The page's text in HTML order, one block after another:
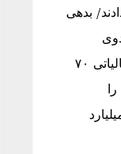
بدهی
امارات را هواداران دادند/ بدهی مالیاتی ۷۰
دادند/ بدهی مالیاتی ۷۰ میلیارد